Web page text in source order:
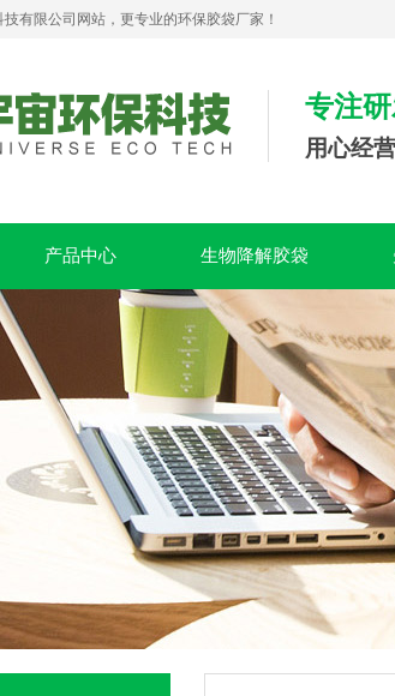
有限公司网站，更专业的环保胶袋厂家！
专注
用心经
产品中心 生物降解胶袋
PLA+PBAT全生物降解贴骨袋 密封包装袋 五金包装